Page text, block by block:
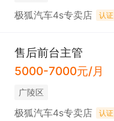
极狐汽车4s专卖店 认证
售后前台主管
5000-7000元/月
广陵区
极狐汽车4s专卖店 认证